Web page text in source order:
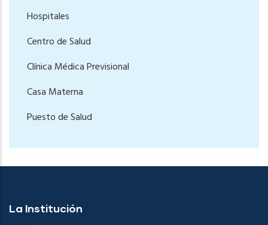
Hospitales
Centro de Salud
Clínica Médica Previsional
Casa Materna
Puesto de Salud
La Institución